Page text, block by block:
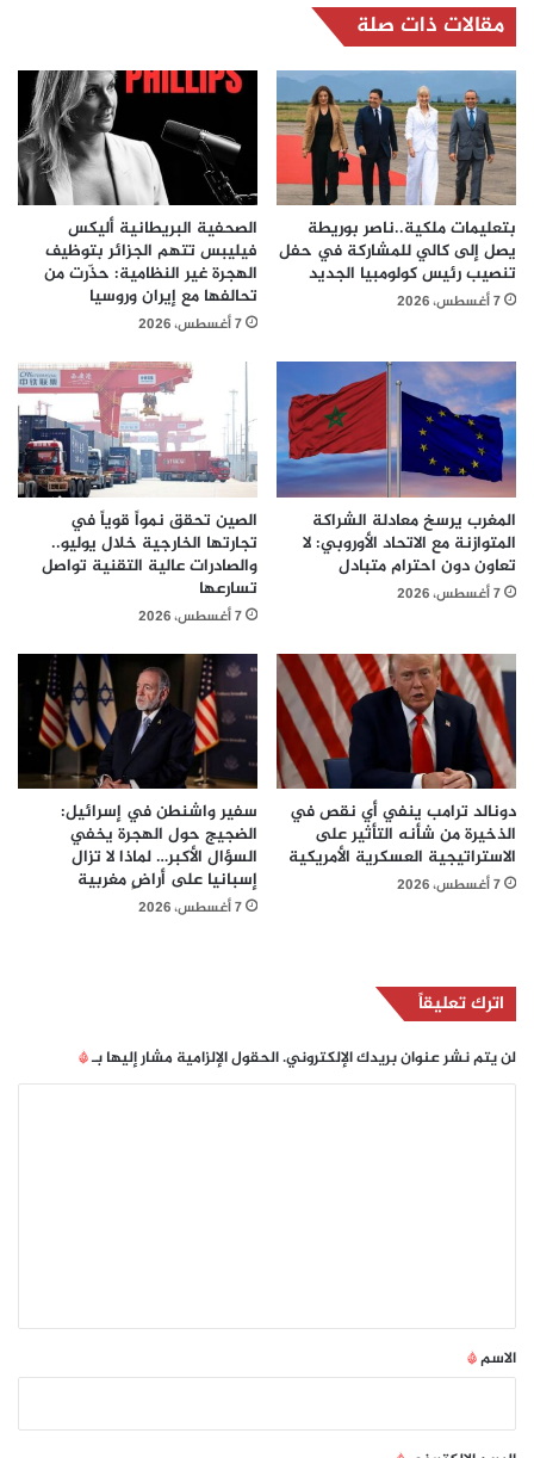
مقالات ذات صلة
بتعليمات ملكية..ناصر بوريطة
يصل إلى كالي للمشاركة في حفل
تنصيب رئيس كولومبيا الجديد
7 أغسطس، 2026
الصحفية البريطانية أليكس
فيليبس تتهم الجزائر بتوظيف
الهجرة غير النظامية: حذّرت من
تحالفها مع إيران وروسيا
7 أغسطس، 2026
المغرب يرسخ معادلة الشراكة
المتوازنة مع الاتحاد الأوروبي: لا
تعاون دون احترام متبادل
7 أغسطس، 2026
الصين تحقق نمواً قوياً في
تجارتها الخارجية خلال يوليو..
والصادرات عالية التقنية تواصل
تسارعها
7 أغسطس، 2026
دونالد ترامب ينفي أي نقص في
الذخيرة من شأنه التأثير على
الاستراتيجية العسكرية الأمريكية
7 أغسطس، 2026
سفير واشنطن في إسرائيل:
الضجيج حول الهجرة يخفي
السؤال الأكبر… لماذا لا تزال
إسبانيا على أراضٍ مغربية
7 أغسطس، 2026
اترك تعليقاً
لن يتم نشر عنوان بريدك الإلكتروني.الحقول الإلزامية مشار إليها بـ*
*
الاسم*